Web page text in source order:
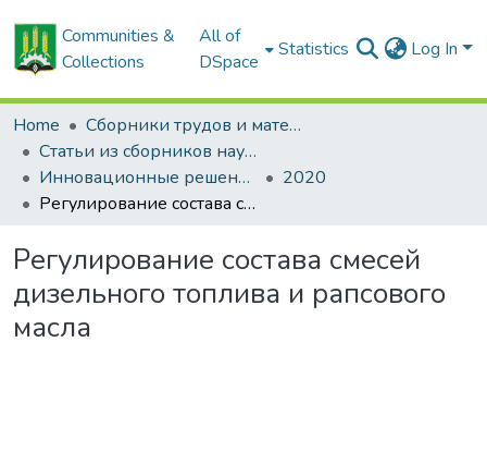
Communities &
Collections
All of
DSpace
Statistics Log In
Home
Сборники трудов и материалов конференций
Статьи из сборников научных трудов
Инновационные решения в технологиях и механизации сельскохозяйственного производства
2020
Регулирование состава смесей дизельного топлива и рапсового масла
Регулирование состава смесей
дизельного топлива и рапсового
масла